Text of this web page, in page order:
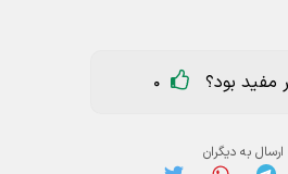
مفید بود؟ 0
ارسال به دیگران